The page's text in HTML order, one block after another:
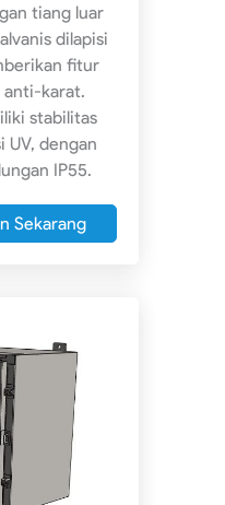
tiang luar
dilapisi
fitur
karat.
stabilitas
dengan
IP55.
Sekarang